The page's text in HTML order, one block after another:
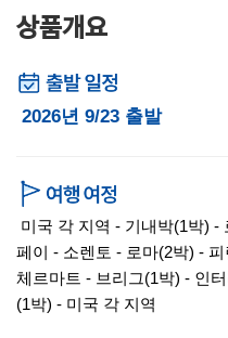
상품개요
2026년 9/23 출발
미국 각 지역 - 기내박(1박) -
페이 - 소렌토 - 로마(2박) -
체르마트 - 브리그(1박) - 인
(1박) - 미국 각 지역